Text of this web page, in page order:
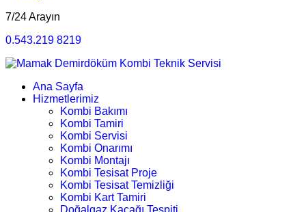
7/24 Arayın
0.543.219 8219
Ana Sayfa
Hizmetlerimiz
Kombi Bakımı
Kombi Tamiri
Kombi Servisi
Kombi Onarımı
Kombi Montajı
Kombi Tesisat Proje
Kombi Tesisat Temizliği
Kombi Kart Tamiri
Doğalgaz Kaçağı Tespiti